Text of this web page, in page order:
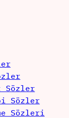
Sözler
Sözler
Sözleri